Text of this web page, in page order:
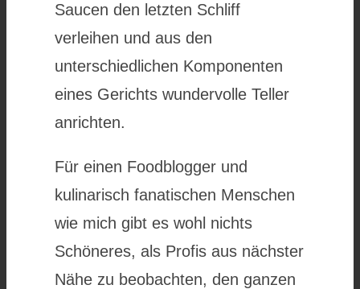
Saucen den letzten Schliff
verleihen und aus den
unterschiedlichen Komponenten
eines Gerichts wundervolle Teller
anrichten.
Für einen Foodblogger und
kulinarisch fanatischen Menschen
wie mich gibt es wohl nichts
Schöneres, als Profis aus nächster
Nähe zu beobachten, den ganzen